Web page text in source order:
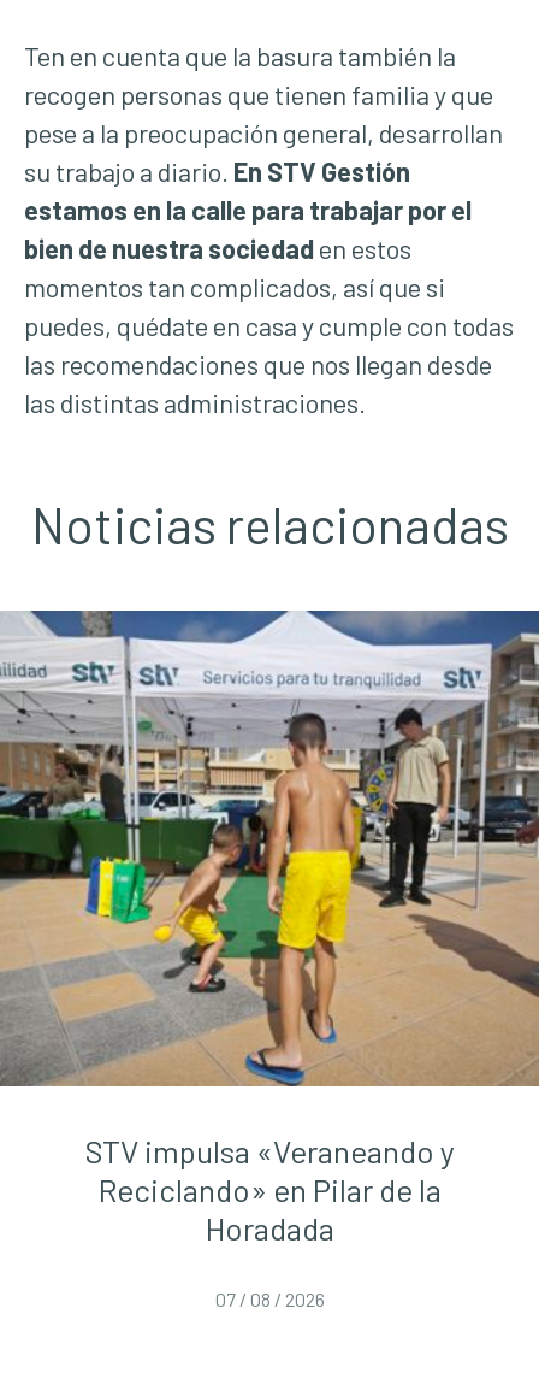
Ten en cuenta que la basura también la
recogen personas que tienen familia y que
pese a la preocupación general, desarrollan
su trabajo a diario. En STV Gestión
estamos en la calle para trabajar por el
bien de nuestra sociedaden estos
momentos tan complicados, así que si
puedes, quédate en casa y cumple con todas
las recomendaciones que nos llegan desde
las distintas administraciones.
Noticias relacionadas
STV impulsa «Veraneando y
Reciclando» en Pilar de la
Horadada
07 / 08 / 2026